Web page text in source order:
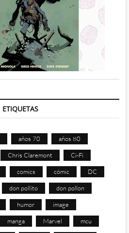
ETIQUETAS
años 70 años 80
Chris Claremont Ci-Fi
comics cómic DC
don pollito don pollon
humor image
manga Marvel mcu